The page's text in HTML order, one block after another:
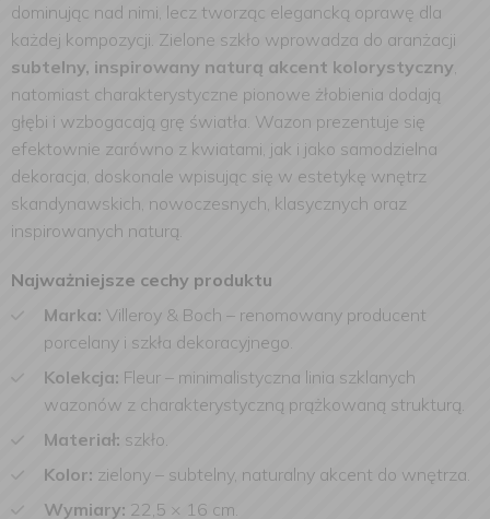
dominując nad nimi, lecz tworząc elegancką oprawę dla
każdej kompozycji. Zielone szkło wprowadza do aranżacji
subtelny, inspirowany naturą akcent kolorystyczny,
natomiast charakterystyczne pionowe żłobienia dodają
głębi i wzbogacają grę światła. Wazon prezentuje się
efektownie zarówno z kwiatami, jak i jako samodzielna
dekoracja, doskonale wpisując się w estetykę wnętrz
skandynawskich, nowoczesnych, klasycznych oraz
inspirowanych naturą.
Najważniejsze cechy produktu
Marka: Villeroy & Boch – renomowany producent
porcelany i szkła dekoracyjnego.
Kolekcja: Fleur – minimalistyczna linia szklanych
wazonów z charakterystyczną prążkowaną strukturą.
Materiał: szkło.
Kolor: zielony – subtelny, naturalny akcent do wnętrza.
Wymiary: 22,5 × 16 cm.